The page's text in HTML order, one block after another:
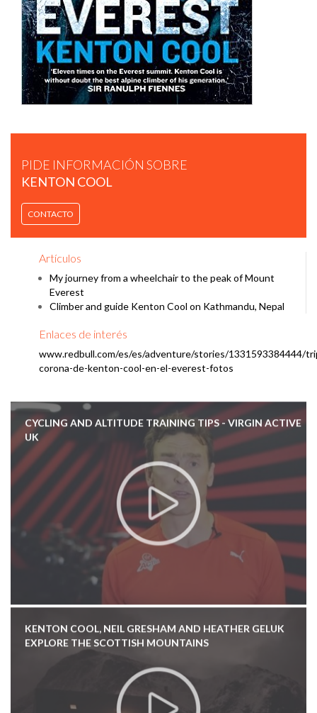
PIDE INFORMACIÓN SOBRE
KENTON COOL
CONTACTO
Artículos
My journey from a wheelchair to the peak of Mount
Everest
Climber and guide Kenton Cool on Kathmandu, Nepal
Enlaces de interés
www.redbull.com/es/es/adventure/stories/1331593384444/
corona-de-kenton-cool-en-el-everest-fotos
KENTON COOL, NEIL GRESHAM AND HEATHER GELUK
EXPLORE THE SCOTTISH MOUNTAINS
LIFE AT THE TOP WITH KENTON COOL
CYCLING AND ALTITUDE TRAINING TIPS - VIRGIN ACTIVE
UK
KENTON COOL, NEIL GRESHAM AND HEATHER GELUK
EXPLORE THE SCOTTISH MOUNTAINS